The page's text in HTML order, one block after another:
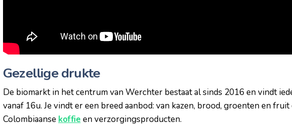
Gezellige drukte
De biomarkt in het centrum van Werchter bestaat al sinds 2016 en vindt
vanaf 16u. Je vindt er een breed aanbod: van kazen, brood, groenten en
Colombiaanse koffie en verzorgingsproducten.